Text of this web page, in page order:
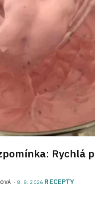
Rychlá
8. 8. 2026 RECEPTY